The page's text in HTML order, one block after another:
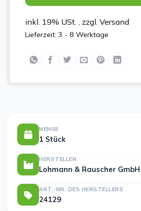
inkl. 19% USt. , zzgl. Versand
Lieferzeit: 3 - 8 Werktage
MENGE
1 Stück
HERSTELLER
Lohmann & Rauscher GmbH
ART.-NR. DES HERSTELLERS
24129